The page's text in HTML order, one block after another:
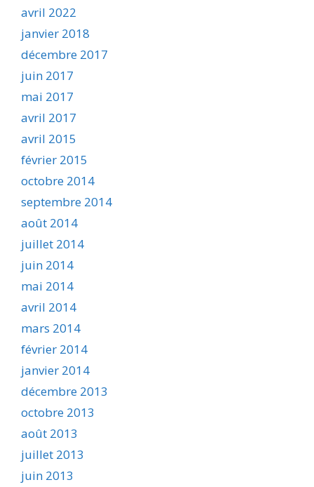
avril 2022
janvier 2018
décembre 2017
juin 2017
mai 2017
avril 2017
avril 2015
février 2015
octobre 2014
septembre 2014
août 2014
juillet 2014
juin 2014
mai 2014
avril 2014
mars 2014
février 2014
janvier 2014
décembre 2013
octobre 2013
août 2013
juillet 2013
juin 2013